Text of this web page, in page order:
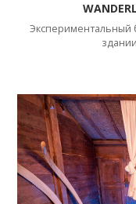
Экспериментальный